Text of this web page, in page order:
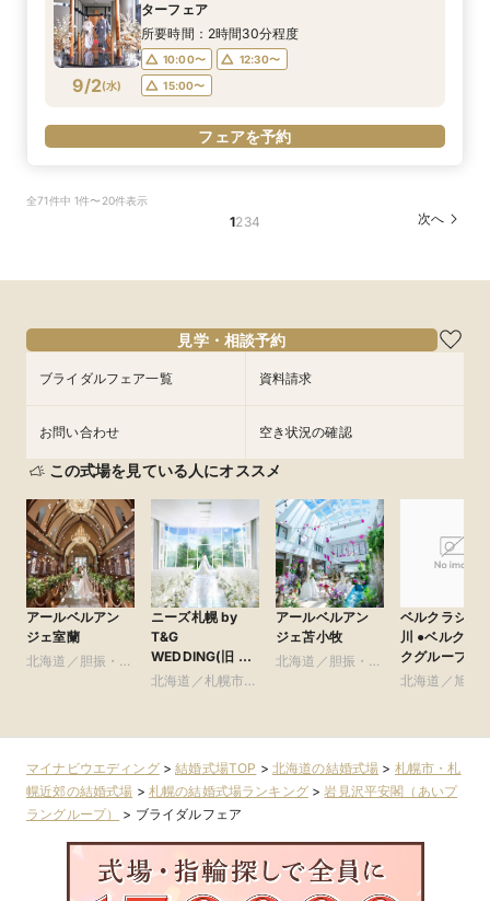
9/2(水)
ターフェア
所要時間：2時間30分程度
10:00〜
12:30〜
15:00〜
フェアを予約
全71件中 1件〜20件表示
1234 次へ
見学・相談予約
ブライダルフェア一覧 資料請求
お問い合わせ 空き状況の確認
この式場を見ている人にオススメ
アールベルアン
ジェ室蘭
北海道／胆振・日
ニーズ札幌 by
T&G
WEDDING(旧 ヒ
ルサイドクラブ迎
北海道／札幌市・
アールベルアン
ジェ苫小牧
北海道／胆振・日
ベルクラシッ
川 ●ベルクラシッ
クグループ
北海道／旭川
マイナビウエディング>結婚式場TOP > 北海道の結婚式場 > 札幌市・札
幌近郊の結婚式場 > 札幌の結婚式場ランキング>岩見沢平安閣（あいプ
ラングループ）
> ブライダルフェア